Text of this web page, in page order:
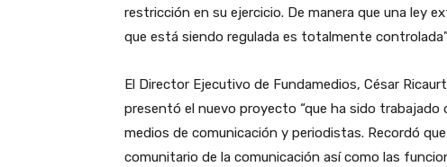
restricción en su ejercicio. De manera que una ley
que está siendo regulada es totalmente
El Director Ejecutivo de Fundamedios, César
presentó el nuevo proyecto “que ha sido trabajado
medios de comunicación y periodistas. Recordó
comunitario de la comunicación así como las